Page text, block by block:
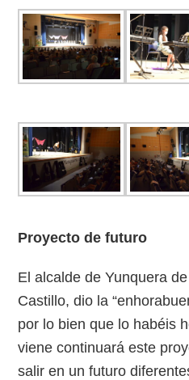
Proyecto de futuro
El alcalde de Yunquera
Castillo, dio la
por lo bien que lo habéis
viene continuará este
salir en un futuro